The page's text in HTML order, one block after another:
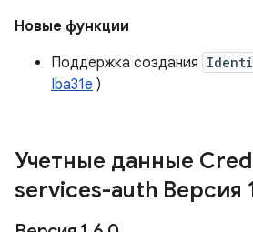
Новые функции
Поддержка создания
Iba31e )
Учетные данные
services-auth Версия